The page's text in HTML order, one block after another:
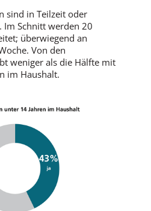
sind in Teilzeit oder
Im Schnitt werden 20
überwiegend an
Von den
weniger als die Hälfte mit
im Haushalt.